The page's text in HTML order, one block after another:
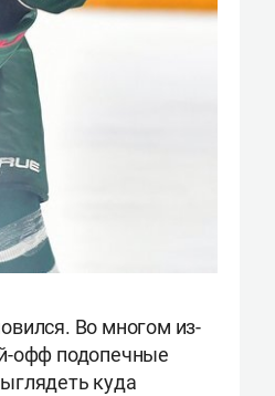
Во многом из-
офф подопечные
куда